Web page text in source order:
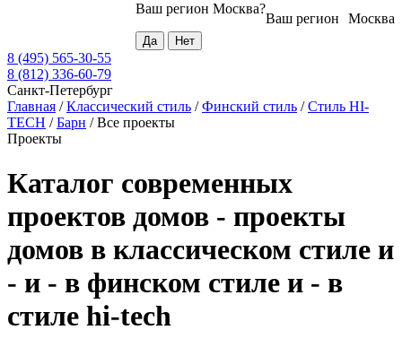
Москва
Ваш регион
Ваш регион Москва?
8 (495) 565-30-55
8 (812) 336-60-79
Санкт-Петербург
Главная /Классический стиль /Финский стиль /Стиль HI-
TECH /Барн /Все проекты
Проекты
Каталог современных
проектов домов - проекты
домов в классическом стиле и
- и - в финском стиле и - в
стиле hi-tech